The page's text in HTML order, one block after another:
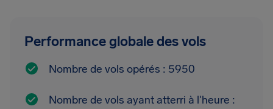
Performance globale des vols
Nombre de vols opérés : 5950
Nombre de vols ayant atterri à l'heure :